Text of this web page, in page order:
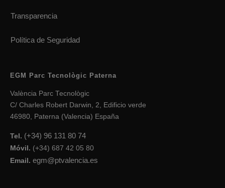
Transparencia
Política de Seguridad
EGM Parc Tecnològic Paterna
València Parc Tecnològic
C/ Charles Robert Darwin, 2, Edificio verde
46980, Paterna (Valencia) España
Tel. (+34) 96 131 80 74
Móvil. (+34) 687 42 05 80
Email. egm@ptvalencia.es